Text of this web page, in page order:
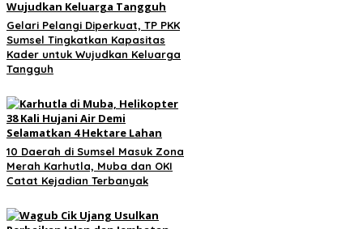
Gelari Pelangi Diperkuat, TP PKK
Sumsel Tingkatkan Kapasitas
Kader untuk Wujudkan Keluarga
Tangguh
10 Daerah di Sumsel Masuk Zona
Merah Karhutla, Muba dan OKI
Catat Kejadian Terbanyak